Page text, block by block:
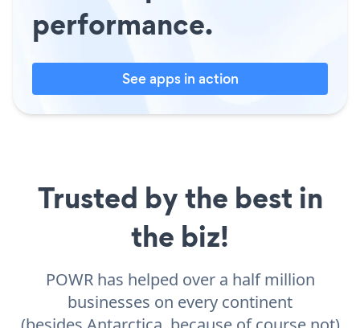
performance.
See apps in action
Trusted by the best in
the biz!
POWR has helped over a half million
businesses on every continent